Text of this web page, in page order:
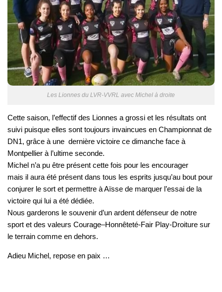
Les Lionnes du LVR-VVRL avec Michel à droite
Cette saison, l’effectif des Lionnes a grossi et les résultats ont
suivi puisque elles sont toujours invaincues en Championnat de
DN1, grâce à une dernière victoire ce dimanche face à
Montpellier à l’ultime seconde.
Michel n’a pu être présent cette fois pour les encourager
mais il aura été présent dans tous les esprits jusqu’au bout pour
conjurer le sort et permettre à Aïsse de marquer l’essai de la
victoire qui lui a été dédiée.
Nous garderons le souvenir d’un ardent défenseur de notre
sport et des valeurs Courage–Honnêteté-Fair Play-Droiture sur
le terrain comme en dehors.
Adieu Michel, repose en paix …